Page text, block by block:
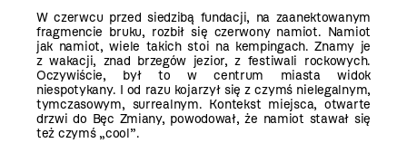
W czerwcu przed siedzibą fundacji, na zaanektowanym
fragmencie bruku, rozbił się czerwony namiot. Namiot
jak namiot, wiele takich stoi na kempingach. Znamy je
z wakacji, znad brzegów jezior, z festiwali rockowych.
Oczywiście, był to w centrum miasta widok
niespotykany. I od razu kojarzył się z czymś nielegalnym,
tymczasowym, surrealnym. Kontekst miejsca, otwarte
drzwi do Bęc Zmiany, powodował, że namiot stawał się
też czymś „cool”.